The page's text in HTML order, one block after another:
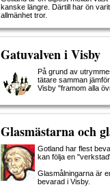
kanske längre. Därtill har ön
allmänhet tror.
Gatuvalven i Visby
På grund av
tätare samman
Visby "framom alla
Glasmästarna och
Gotland har flest
kan följa en
Glasmålningarna är
bevarad i Visby.